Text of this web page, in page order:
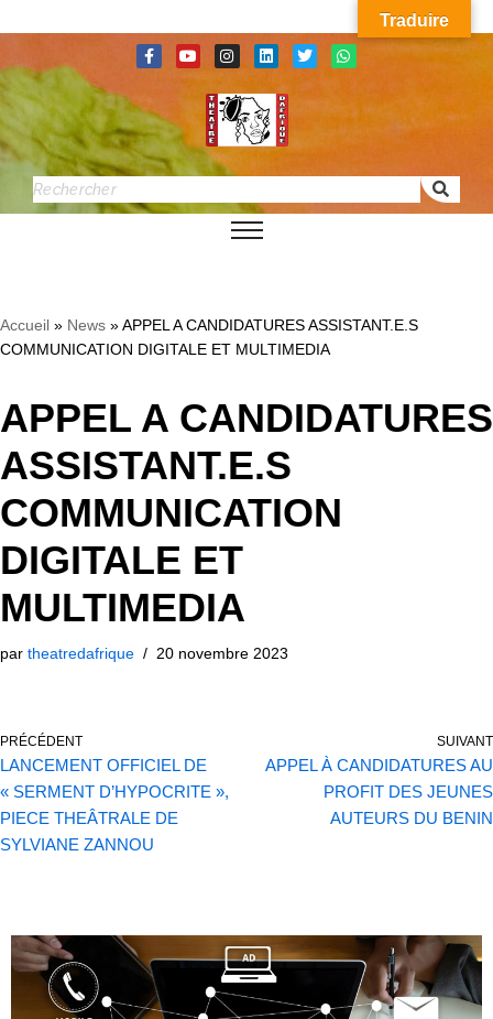
au
contenu
Accueil » News »APPEL A CANDIDATURES ASSISTANT.E.S
COMMUNICATION DIGITALE ET MULTIMEDIA
APPEL A CANDIDATURES
ASSISTANT.E.S
COMMUNICATION
DIGITALE ET
MULTIMEDIA
par theatredafrique 20 novembre 2023
PRÉCÉDENT
LANCEMENT OFFICIEL DE
« SERMENT D’HYPOCRITE »,
PIECE THEÂTRALE DE
SYLVIANE ZANNOU
SUIVANT
APPEL À CANDIDATURES AU
PROFIT DES JEUNES
AUTEURS DU BENIN
Traduire